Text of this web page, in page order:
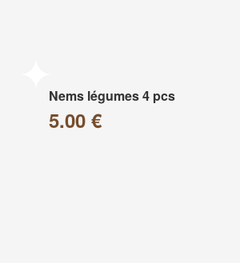
Nems légumes 4 pcs
5.00 €